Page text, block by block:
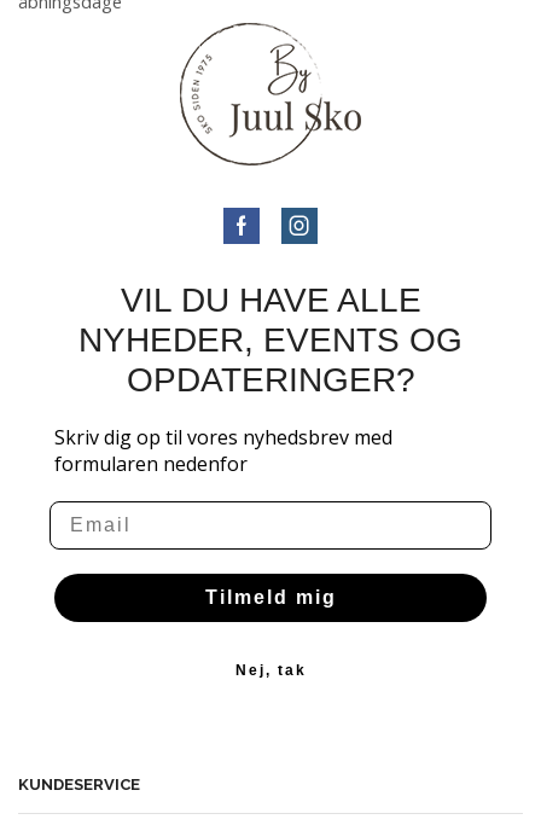
VIL DU HAVE ALLE
NYHEDER, EVENTS OG
OPDATERINGER?
Skriv dig op til vores nyhedsbrev med
formularen nedenfor
Email
Tilmeld mig
Nej, tak
KUNDESERVICE